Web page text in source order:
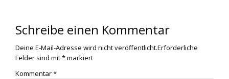
Schreibe einen Kommentar
Deine E-Mail-Adresse wird nicht veröffentlicht.Erforderliche
Felder sind mit*markiert
Kommentar*